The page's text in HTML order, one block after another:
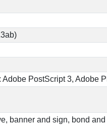
PostScript 3, Adobe
banner and sign, bond